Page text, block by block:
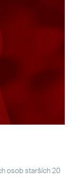
osob starších 20